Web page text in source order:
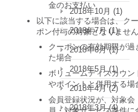
金のお支払い
以下に該当する場合は、クー
ポン付与の対象となりません
クーポンの有効期限が過
た場合
ボリュームディスカウン
やポイントと併用する場
会員登録状況が、対象会
2018年10月 (1)
2018年7月 (1)
2018年6月(1)
2018年5月(1)
2018年4月 (2)
2018年3月(4)